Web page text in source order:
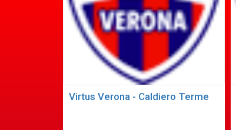
Virtus Verona - Caldiero Terme